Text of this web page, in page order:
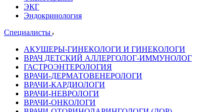
ЭКГ
Эндокринология
Специалисты
АКУШЕРЫ-ГИНЕКОЛОГИ И ГИНЕКОЛОГИ
ВРАЧ ДЕТСКИЙ АЛЛЕРГОЛОГ-ИММУНОЛОГ
ГАСТРОЭНТЕРОЛОГИЯ
ВРАЧИ-ДЕРМАТОВЕНЕРОЛОГИ
ВРАЧИ-КАРДИОЛОГИ
ВРАЧИ-НЕВРОЛОГИ
ВРАЧИ-ОНКОЛОГИ